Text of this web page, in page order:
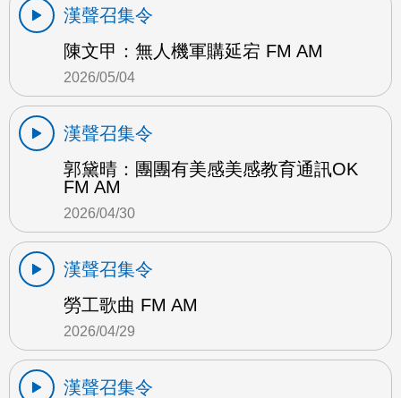
漢聲召集令
陳文甲：無人機軍購延宕 FM AM
2026/05/04
漢聲召集令
郭黛晴：團團有美感美感教育通訊OK
FM AM
2026/04/30
漢聲召集令
勞工歌曲 FM AM
2026/04/29
漢聲召集令